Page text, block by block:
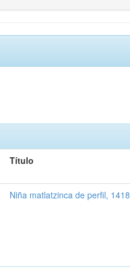
Título
Niña matlatzinca de perfil, 1418